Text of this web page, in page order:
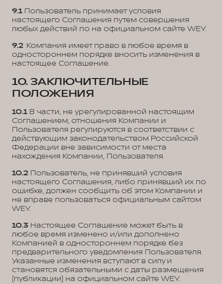
9.1 Пользователь принимает условия
настоящего Соглашения путем совершения
любых действий по на официальном сайте WEY.
9.2 Компания имеет право в любое время в
одностороннем порядке вносить изменения в
настоящее Соглашение.
10. ЗАКЛЮЧИТЕЛЬНЫЕ
ПОЛОЖЕНИЯ
10.1 В части, не урегулированной настоящим
Соглашением, отношения Компании и
Пользователя регулируются в соответствии с
действующим законодательством Российской
Федерации вне зависимости от места
нахождения Компании, Пользователя.
10.2 Пользователь, не принявший условия
настоящего Соглашения, либо принявший их по
ошибке, должен сообщить об этом Компании и
не вправе пользоваться официальным сайтом
WEY.
10.3 Настоящее Соглашение может быть в
любое время изменено и/или дополнено
Компанией в одностороннем порядке без
предварительного уведомления Пользователя.
Указанные изменения вступают в силу и
становятся обязательными с даты размещения
(публикации) на официальном сайте WEY.